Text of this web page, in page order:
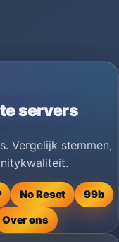
servers
Vergelijk stemmen,
No Reset
99b
Over ons